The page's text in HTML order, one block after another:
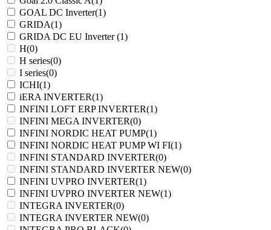
GOAL DC Inverter(1)
GRIDA(1)
GRIDA DC EU Inverter(1)
H(0)
H series(0)
I series(0)
ICHI(1)
iERA INVERTER(1)
INFINI LOFT ERP INVERTER(1)
INFINI MEGA INVERTER(0)
INFINI NORDIC HEAT PUMP(1)
INFINI NORDIC HEAT PUMP WI FI(1)
INFINI STANDARD INVERTER(0)
INFINI STANDARD INVERTER NEW(0)
INFINI UVPRO INVERTER(1)
INFINI UVPRO INVERTER NEW(1)
INTEGRA INVERTER(0)
INTEGRA INVERTER NEW(0)